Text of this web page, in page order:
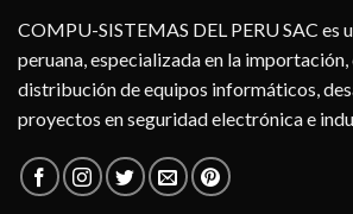
COMPU-SISTEMAS DEL PERU SAC es
peruana, especializada en la
distribución de equipos informáticos,
proyectos en seguridad electrónica e